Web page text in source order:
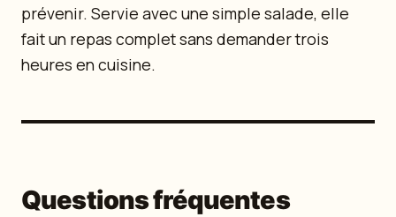
prévenir. Servie avec une simple salade, elle
fait un repas complet sans demander trois
heures en cuisine.
Questions fréquentes